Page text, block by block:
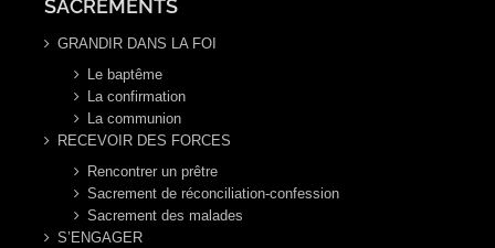
SACREMENTS
GRANDIR DANS LA FOI
Le baptême
La confirmation
La communion
RECEVOIR DES FORCES
Rencontrer un prêtre
Sacrement de réconciliation-confession
Sacrement des malades
S’ENGAGER